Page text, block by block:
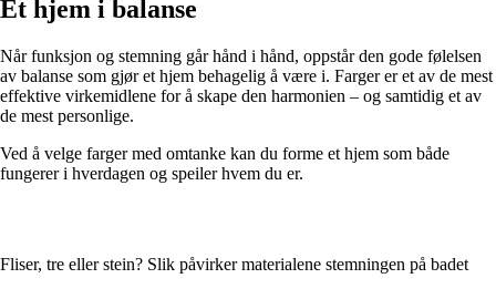
Et hjem i balanse
Når funksjon og stemning går hånd i hånd, oppstår den gode følelsen
av balanse som gjør et hjem behagelig å være i. Farger er et av de mest
effektive virkemidlene for å skape den harmonien – og samtidig et av
de mest personlige.
Ved å velge farger med omtanke kan du forme et hjem som både
fungerer i hverdagen og speiler hvem du er.
Fliser, tre eller stein? Slik påvirker materialene stemningen på badet